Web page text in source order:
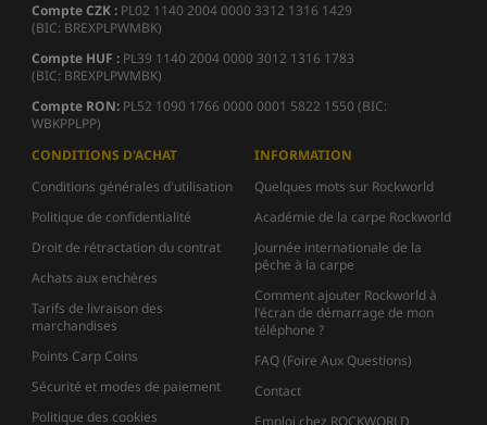
Compte CZK : PL02 1140 2004 0000 3312 1316 1429
(BIC: BREXPLPWMBK)
Compte HUF : PL39 1140 2004 0000 3012 1316 1783
(BIC: BREXPLPWMBK)
Compte RON: PL52 1090 1766 0000 0001 5822 1550 (BIC:
WBKPPLPP)
CONDITIONS D'ACHAT
Conditions générales d'utilisation
Politique de confidentialité
Droit de rétractation du contrat
Achats aux enchères
Tarifs de livraison des
marchandises
Points Carp Coins
Sécurité et modes de paiement
Politique des cookies
INFORMATION
Quelques mots sur Rockworld
Académie de la carpe Rockworld
Journée internationale de la
pêche à la carpe
Comment ajouter Rockworld à
l'écran de démarrage de mon
téléphone ?
FAQ (Foire Aux Questions)
Contact